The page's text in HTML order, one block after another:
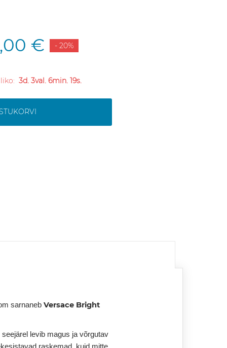
€ - 20%
3d. 3val. 6min. 18s.
sarnaneb Versace Bright
levib magus ja võrgutav